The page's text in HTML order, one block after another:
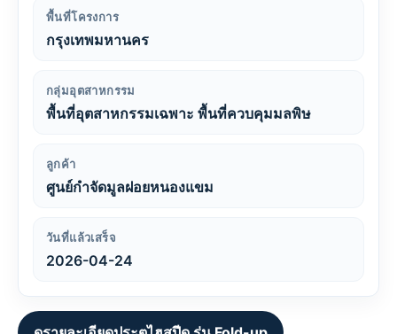
พื้นที่โครงการ
กรุงเทพมหานคร
กลุ่มอุตสาหกรรม
พื้นที่อุตสาหกรรมเฉพาะ พื้นที่ควบคุมมลพิษ
ลูกค้า
ศูนย์กำจัดมูลฝอยหนองแขม
วันที่แล้วเสร็จ
2026-04-24